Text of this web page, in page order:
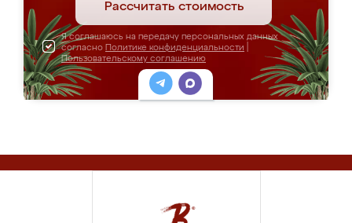
Рассчитать стоимость
Я соглашаюсь на передачу персональных данных
согласно Политике конфиденциальности
Пользовательскому соглашению